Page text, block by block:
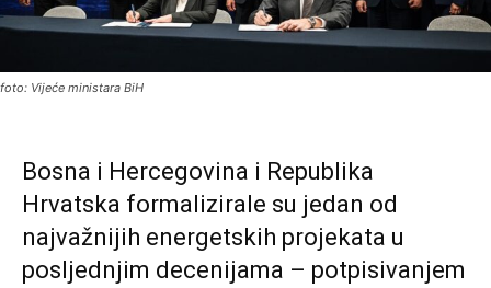
foto: Vijeće ministara BiH
Bosna i Hercegovina i Republika
Hrvatska formalizirale su jedan od
najvažnijih energetskih projekata u
posljednjim decenijama – potpisivanjem